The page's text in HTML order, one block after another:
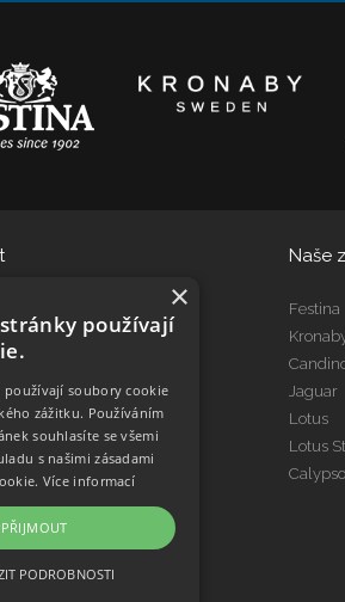
080
Servis
078
Naše
Festina
Jaguar
Lotus
Lotus
Calypso
×
používají
používají soubory cookie
zážitku. Používáním
souhlasíte se všemi
s našimi zásadami
Více informací
PODROBNOSTI